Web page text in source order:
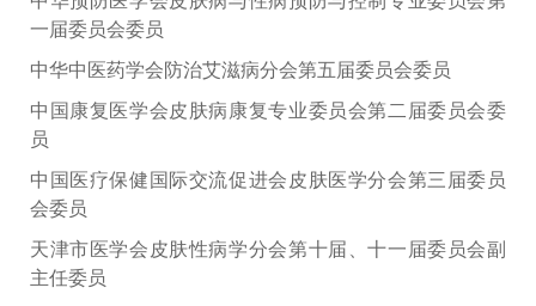
一届委员会委员
中华中医药学会防治艾滋病分会第五届委员会委员
中国康复医学会皮肤病康复专业委员会第二届委员会委
员
中国医疗保健国际交流促进会皮肤医学分会第三届委员
会委员
天津市医学会皮肤性病学分会第十届、十一届委员会副
主任委员